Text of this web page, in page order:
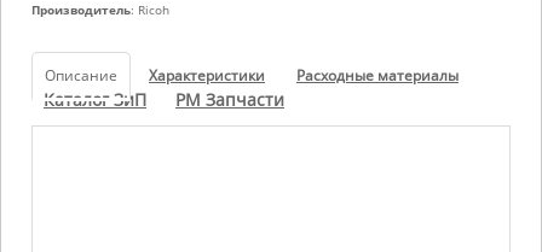
Производитель: Ricoh
Описание Характеристики Расходные материалы
Каталог ЗиП РМ Запчасти